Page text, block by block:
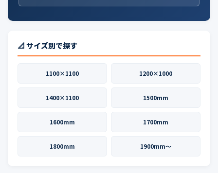
📐 サイズ別で探す
1100×1100 1200×1000
1400×1100 1500mm
1600mm 1700mm
1800mm 1900mm〜